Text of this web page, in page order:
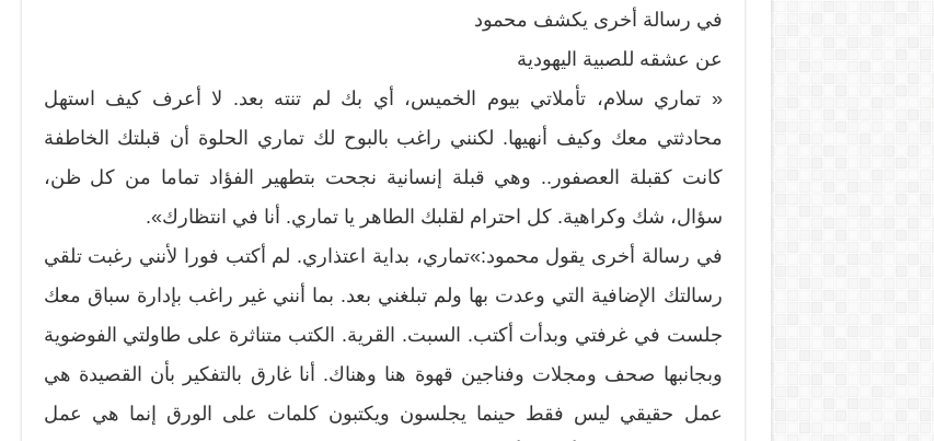
في رسالة أخرى يكشف محمود
عن عشقه للصبية اليهودية
« تماري سلام، تأملاتي بيوم الخميس، أي بك لم تنته بعد. لا أعرف كيف استهل
محادثتي معك وكيف أنهيها. لكنني راغب بالبوح لك تماري الحلوة أن قبلتك الخاطفة
كانت كقبلة العصفور.. وهي قبلة إنسانية نجحت بتطهير الفؤاد تماما من كل ظن،
سؤال، شك وكراهية. كل احترام لقلبك الطاهر يا تماري. أنا في انتظارك».
في رسالة أخرى يقول محمود:»تماري، بداية اعتذاري. لم أكتب فورا لأنني رغبت تلقي
رسالتك الإضافية التي وعدت بها ولم تبلغني بعد. بما أنني غير راغب بإدارة سباق معك
جلست في غرفتي وبدأت أكتب. السبت. القرية. الكتب متناثرة على طاولتي الفوضوية
وبجانبها صحف ومجلات وفناجين قهوة هنا وهناك. أنا غارق بالتفكير بأن القصيدة هي
عمل حقيقي ليس فقط حينما يجلسون ويكتبون كلمات على الورق إنما هي عمل